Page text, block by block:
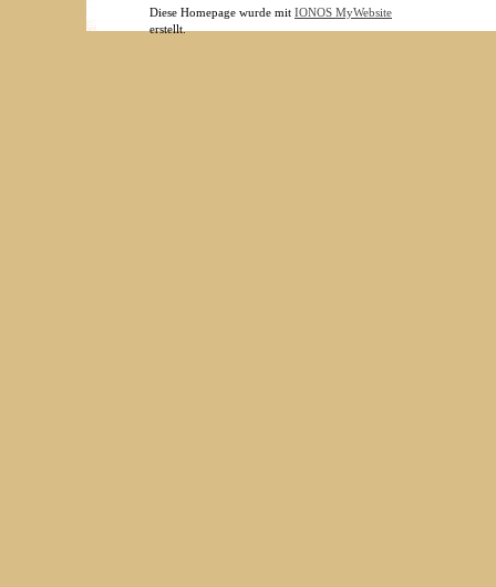
Diese Homepage wurde mit IONOS MyWebsite
erstellt.